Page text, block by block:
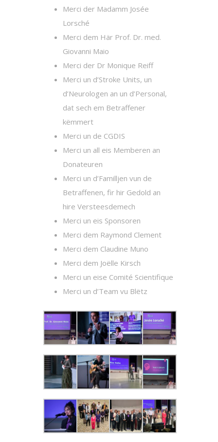
Merci der Madamm Josée
Lorsché
Merci dem Här Prof. Dr. med.
Giovanni Maio
Merci der Dr Monique Reiff
Merci un d’Stroke Units, un
d’Neurologen an un d’Personal,
dat sech em Betraffener
këmmert
Merci un de CGDIS
Merci un all eis Memberen an
Donateuren
Merci un d’Familljen vun de
Betraffenen, fir hir Gedold an
hire Versteesdemech
Merci un eis Sponsoren
Merci dem Raymond Clement
Merci dem Claudine Muno
Merci dem Joëlle Kirsch
Merci un eise Comité Scientifique
Merci un d’Team vu Blëtz